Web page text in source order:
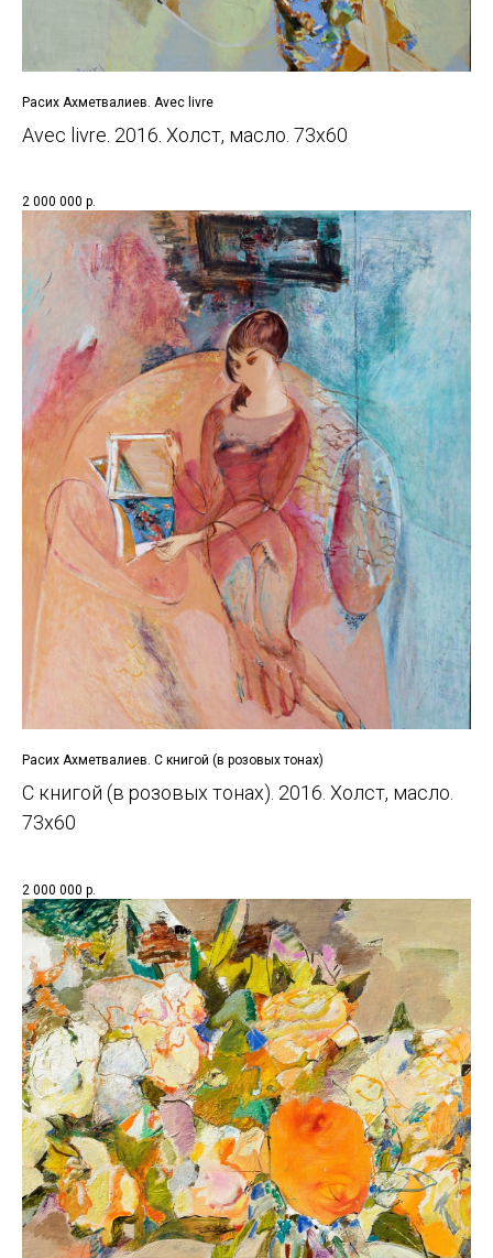
Расих Ахметвалиев. Avec livre
Avec livre. 2016. Холст, масло. 73х60
2 000 000 р.
Расих Ахметвалиев. С книгой (в розовых тонах)
С книгой (в розовых тонах). 2016. Холст, масло.
73х60
2 000 000 р.